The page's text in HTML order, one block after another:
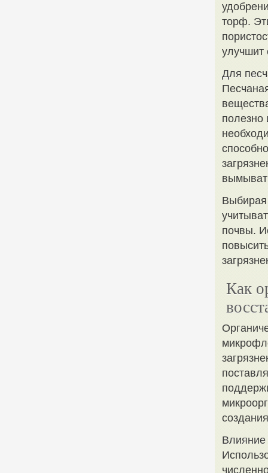
торф.
улучшит
Для
полезно
Выбирая
почвы.
Как
Влияние